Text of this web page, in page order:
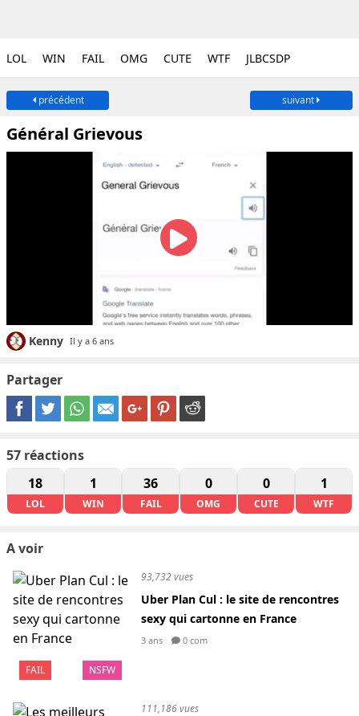
LOL WIN FAIL OMG CUTE WTF JLBCSDP
précédent suivant
Général Grievous
Kenny Il y a 6 ans
Partager
57 réactions
18
LOL
1
WIN
36
FAIL
0
OMG
0
CUTE
1
WTF
A voir
FAIL NSFW
93,732 vues
Uber Plan Cul : le site de rencontres
sexy qui cartonne en France
3 ans 0 com
111,186 vues